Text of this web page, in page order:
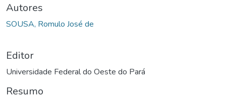
Autores
SOUSA, Romulo José de
Editor
Universidade Federal do Oeste do Pará
Resumo